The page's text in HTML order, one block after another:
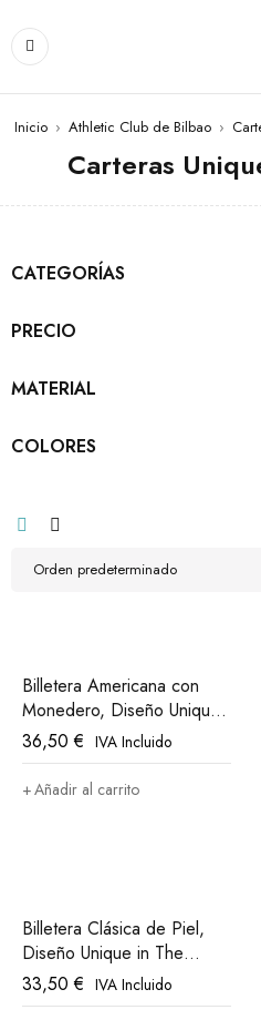
Inicio › Athletic Club de Bilbao ›
Carteras
CATEGORÍAS
PRECIO
MATERIAL
COLORES
Orden predeterminado
Billetera Americana con
Monedero, Diseño Unique
in The World Athletic Club
Bilbao
36,50€ IVA Incluido
Añadir al carrito
Billetera Clásica de Piel,
Diseño Unique in The
World, Athletic Club Bilbao
33,50€ IVA Incluido